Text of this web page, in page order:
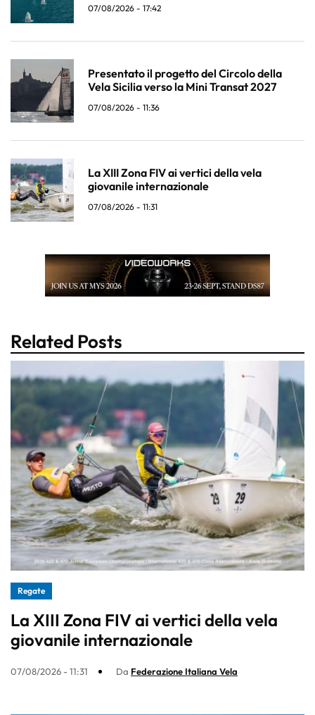
07/08/2026 - 17:42
Presentato il progetto del Circolo della
Vela Sicilia verso la Mini Transat 2027
07/08/2026 - 11:36
La XIII Zona FIV ai vertici della vela
giovanile internazionale
07/08/2026 - 11:31
Related Posts
Regate
La XIII Zona FIV ai vertici della vela
giovanile internazionale
07/08/2026 - 11:31 Da Federazione Italiana Vela